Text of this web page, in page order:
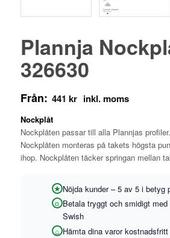
Plannja
326630
Från: 441 kr
Nockplåt
Nockplåten passar till alla Plannjas
Nockplåten monteras på takets högsta
ihop. Nockplåten täcker springan mellan
Nöjda kunder – 5 av 5 i betyg
Betala tryggt och smidigt
Swish
Hämta dina varor